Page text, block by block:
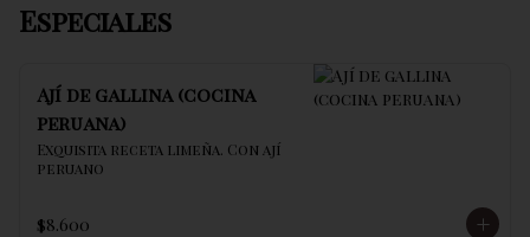
Especiales
Ají de gallina (cocina
peruana)
Exquisita receta limeña. Con ají
peruano
$8.600